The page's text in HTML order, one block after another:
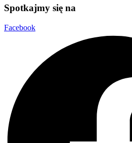
Spotkajmy się na
Facebook